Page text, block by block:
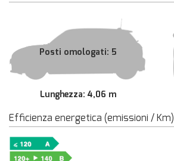
Posti omologati: 5
Lunghezza: 4,06 m
Efficienza energetica (emissioni / Km)